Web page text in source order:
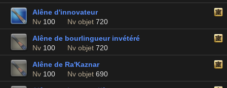
Alêne d'innovateur
Nv 100 Nv objet 720
Alêne de bourlingueur invétéré
Nv 100 Nv objet 720
Alêne de Ra'Kaznar
Nv 100 Nv objet 690